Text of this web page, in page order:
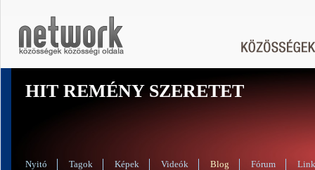
HIT REMÉNY SZERETET
Nyitó Tagok Képek Videók Blog Fórum